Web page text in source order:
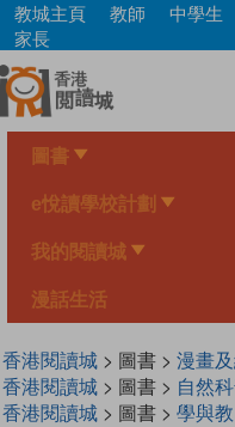
Skip
main
content
教城主頁 教師 中學生
家長
圖書
e悅讀學校計劃
我的閱讀城
漫話生活
香港閱讀城> 圖書 > 漫畫
香港閱讀城> 圖書 > 自然
香港閱讀城> 圖書 > 學與教